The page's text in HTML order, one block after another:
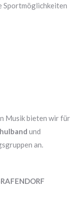
Sportmöglichkeiten
Musik bieten wir für
und
an.